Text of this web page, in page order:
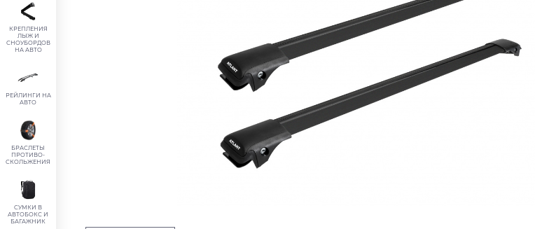
КРЕПЛЕНИЯ
ЛЫЖ И
СНОУБОРДОВ
НА АВТО
РЕЙЛИНГИ НА
АВТО
БРАСЛЕТЫ
ПРОТИВО-
СКОЛЬЖЕНИЯ
СУМКИ В
АВТОБОКС И
БАГАЖНИК